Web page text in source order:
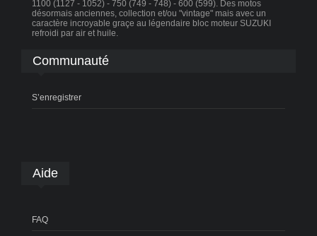
1100 (1127 - 1052) - 750 (749 - 748) - 600 (599). Des motos
désormais anciennes, collection et/ou "vintage" mais avec un
caractère incroyable graçe au légendaire bloc moteur SUZUKI
refroidi par air et huile.
Communauté
S’enregistrer
Aide
FAQ